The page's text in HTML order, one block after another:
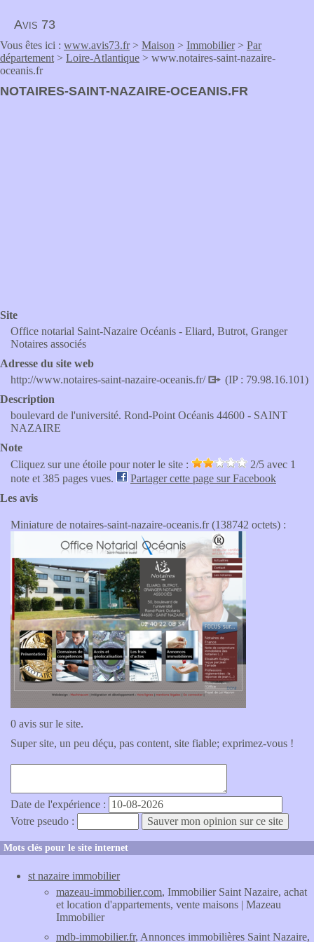
Avis 73
Vous êtes ici : www.avis73.fr> Maison > Immobilier> Par
département > Loire-Atlantique > www.notaires-saint-nazaire-
oceanis.fr
NOTAIRES-SAINT-NAZAIRE-OCEANIS.FR
Site
Office notarial Saint-Nazaire Océanis - Eliard, Butrot, Granger
Notaires associés
Adresse du site web
http://www.notaires-saint-nazaire-oceanis.fr/
(IP : 79.98.16.101)
Description
boulevard de l'université. Rond-Point Océanis 44600 - SAINT
NAZAIRE
Note
Cliquez sur une étoile pour noter le site :
2/5 avec 1
note et 385 pages vues.
Partager cette page sur Facebook
Les avis
Miniature de notaires-saint-nazaire-oceanis.fr (138742 octets) :
0 avis sur le site.
Super site, un peu déçu, pas content, site fiable; exprimez-vous !
Date de l'expérience :
Votre pseudo :
Mots clés pour le site internet
st nazaire immobilier
mazeau-immobilier.com, Immobilier Saint Nazaire, achat
et location d'appartements, vente maisons | Mazeau
Immobilier
mdb-immobilier.fr, Annonces immobilières Saint Nazaire,